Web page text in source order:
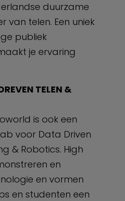
duurzame
van telen. Een uniek
publiek
je ervaring
TELEN &
is ook een
voor Data Driven
& Robotics. High
en
en vormen
en studenten een